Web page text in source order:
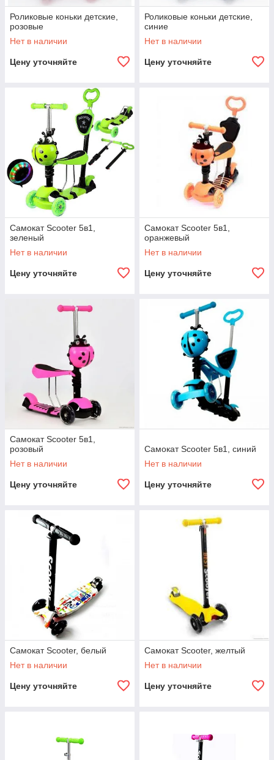
Роликовые коньки детские,
розовые
Нет в наличии
Цену уточняйте
Роликовые коньки детские,
синие
Нет в наличии
Цену уточняйте
Самокат Scooter 5в1,
зеленый
Нет в наличии
Цену уточняйте
Самокат Scooter 5в1,
оранжевый
Нет в наличии
Цену уточняйте
Самокат Scooter 5в1,
розовый
Нет в наличии
Цену уточняйте
Самокат Scooter 5в1, синий
Нет в наличии
Цену уточняйте
Самокат Scooter, белый
Нет в наличии
Цену уточняйте
Самокат Scooter, желтый
Нет в наличии
Цену уточняйте